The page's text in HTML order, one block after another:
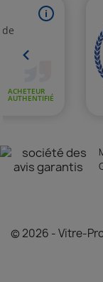
© 2026 - Vitre-